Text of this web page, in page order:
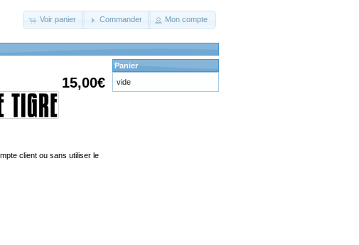
Voir panier Commander Mon compte
15,00€
client ou sans utiliser le
Panier
vide